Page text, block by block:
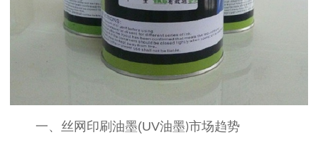
一、丝网印刷油墨(UV油墨)市场趋势